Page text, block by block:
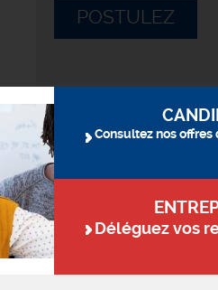
POSTULEZ
Consultez nos offres
Déléguez vos